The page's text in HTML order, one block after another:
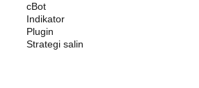
cBot
Indikator
Plugin
Strategi salin